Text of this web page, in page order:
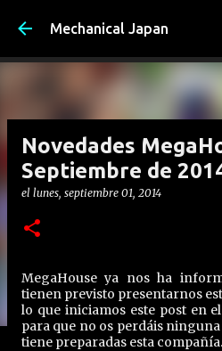
Ir al contenido
Mechanical Japan
Novedades
Septiembre de
el lunes, septiembre 01, 2014
MegaHouse ya nos ha
tienen previsto presentarnos
lo que iniciamos este post en
para que no os perdáis
tiene preparadas esta compañía.